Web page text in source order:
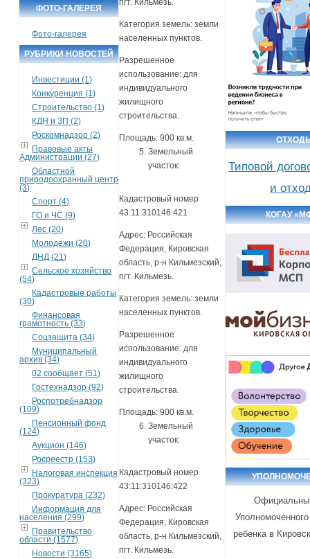
ФОТО-ГАЛЕРЕЯ
Фото-галерея
РУБРИКИ НОВОСТЕЙ
Инвестиции (1)
Конкуренция (1)
Строительство (1)
КДН и ЗП (2)
Роскомнадзор (2)
Правовые акты
Администрации (27)
Областной
природоохранный центр
(3)
Спорт (4)
ГО и ЧС (9)
Лес (20)
Молодёжи (20)
ДНД (21)
Сельское хозяйство
(54)
Кадастровые работы
(30)
Финансовая
грамотность (33)
Соцзащита (34)
Муниципальный
архив (34)
02 сообщает (51)
Гостехнадзор (92)
Роспотребнадзор
(109)
Пенсионный фонд
(124)
Аукцион (146)
Росреестр (153)
Налоговая инспекция
(323)
Прокуратура (232)
Информация для
населения (299)
Правительство
области (1577)
Новости (3165)
пгт. Кильмезь.
Категория земель: земли
населенных пунктов.
Разрешенное
использование: для
индивидуального
жилищного
строительства.
Площадь: 900 кв.м.
Земельный
участок:
Кадастровый номер
43:11:310146:421
Адрес: Российская
Федерация, Кировская
область, р-н Кильмезский,
пгт. Кильмезь.
Категория земель: земли
населенных пунктов.
Разрешенное
использование: для
индивидуального
жилищного
строительства.
Площадь: 900 кв.м.
Земельный
участок:
Кадастровый номер
43:11:310146:422
Адрес: Российская
Федерация, Кировская
область, р-н Кильмезский,
пгт. Кильмезь.
Типовой
и
КОГАУ
ребенка в